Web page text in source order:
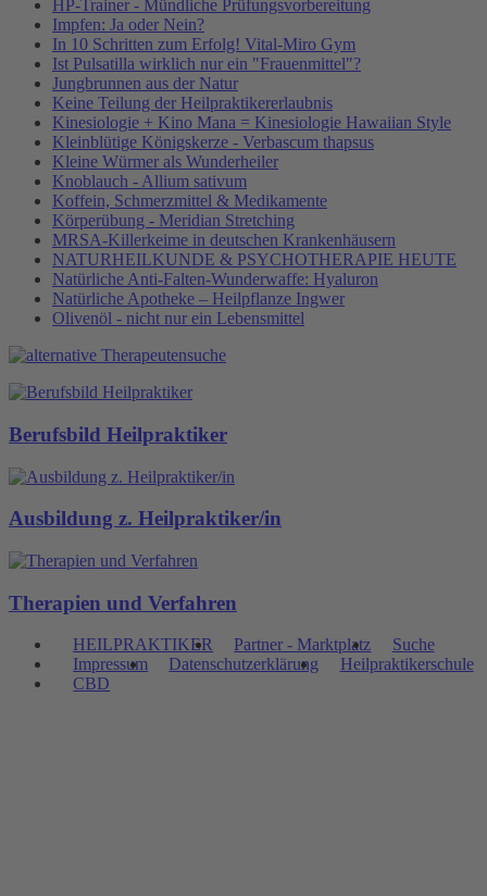
HP-Trainer - Mündliche Prüfungsvorbereitung
Impfen: Ja oder Nein?
In 10 Schritten zum Erfolg! Vital-Miro Gym
Ist Pulsatilla wirklich nur ein "Frauenmittel"?
Jungbrunnen aus der Natur
Keine Teilung der Heilpraktikererlaubnis
Kinesiologie + Kino Mana = Kinesiologie Hawaiian Style
Kleinblütige Königskerze - Verbascum thapsus
Kleine Würmer als Wunderheiler
Knoblauch - Allium sativum
Koffein, Schmerzmittel & Medikamente
Körperübung - Meridian Stretching
MRSA-Killerkeime in deutschen Krankenhäusern
NATURHEILKUNDE & PSYCHOTHERAPIE HEUTE
Natürliche Anti-Falten-Wunderwaffe: Hyaluron
Natürliche Apotheke – Heilpflanze Ingwer
Olivenöl - nicht nur ein Lebensmittel
Berufsbild Heilpraktiker
Ausbildung z. Heilpraktiker/in
Therapien und Verfahren
HEILPRAKTIKER Partner - Marktplatz
Suche
Impressum
Datenschutzerklärung
Heilpraktikerschule
CBD